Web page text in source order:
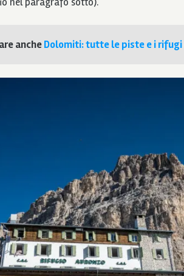
ancheDolomiti: tutte le piste e i rifugi